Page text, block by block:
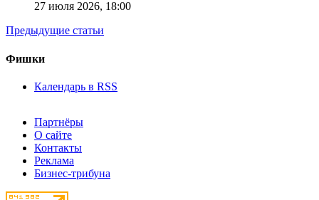
27 июля 2026, 18:00
Предыдущие статьи
Фишки
Календарь в RSS
Партнёры
О сайте
Контакты
Реклама
Бизнес-трибуна